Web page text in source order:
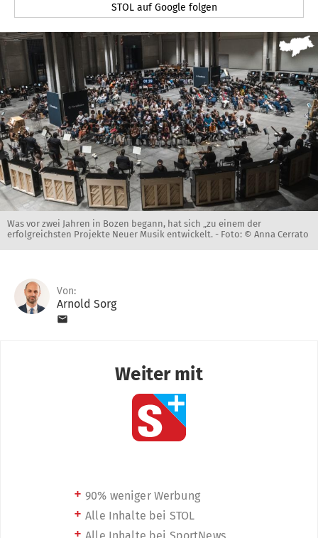
STOL auf Google folgen
Was vor zwei Jahren in Bozen begann, hat sich „zu einem der
erfolgreichsten Projekte Neuer Musik entwickelt. - Foto: © Anna Cerrato
Von:
Arnold Sorg